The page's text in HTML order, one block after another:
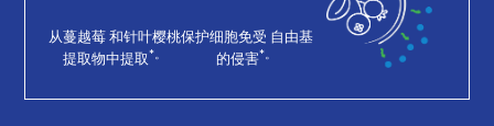
从蔓越莓和针叶樱桃
提取物中提取*。
保护细胞免受 自由基
的侵害*。